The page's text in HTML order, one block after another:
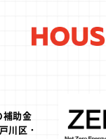
助金
川区・